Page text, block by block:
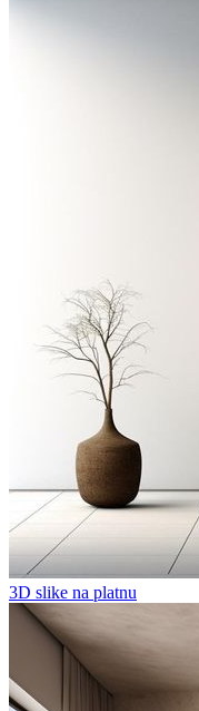
3D slike na platnu